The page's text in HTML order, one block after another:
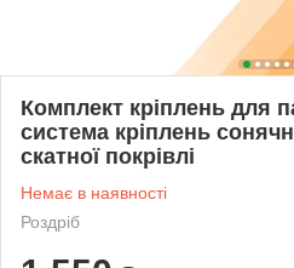
Комплект кріплень для
система кріплень
скатної покрівлі
Немає в наявності
Роздріб